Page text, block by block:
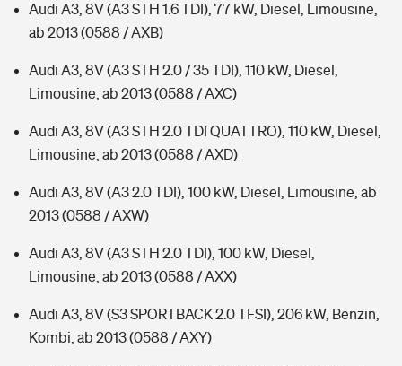
Audi A3, 8V (A3 STH 1.6 TDI), 77 kW, Diesel, Limousine,
ab 2013(0588 / AXB)
Audi A3, 8V (A3 STH 2.0 / 35 TDI), 110 kW, Diesel,
Limousine, ab 2013(0588 / AXC)
Audi A3, 8V (A3 STH 2.0 TDI QUATTRO), 110 kW, Diesel,
Limousine, ab 2013(0588 / AXD)
Audi A3, 8V (A3 2.0 TDI), 100 kW, Diesel, Limousine, ab
2013(0588 / AXW)
Audi A3, 8V (A3 STH 2.0 TDI), 100 kW, Diesel,
Limousine, ab 2013(0588 / AXX)
Audi A3, 8V (S3 SPORTBACK 2.0 TFSI), 206 kW, Benzin,
Kombi, ab 2013(0588 / AXY)